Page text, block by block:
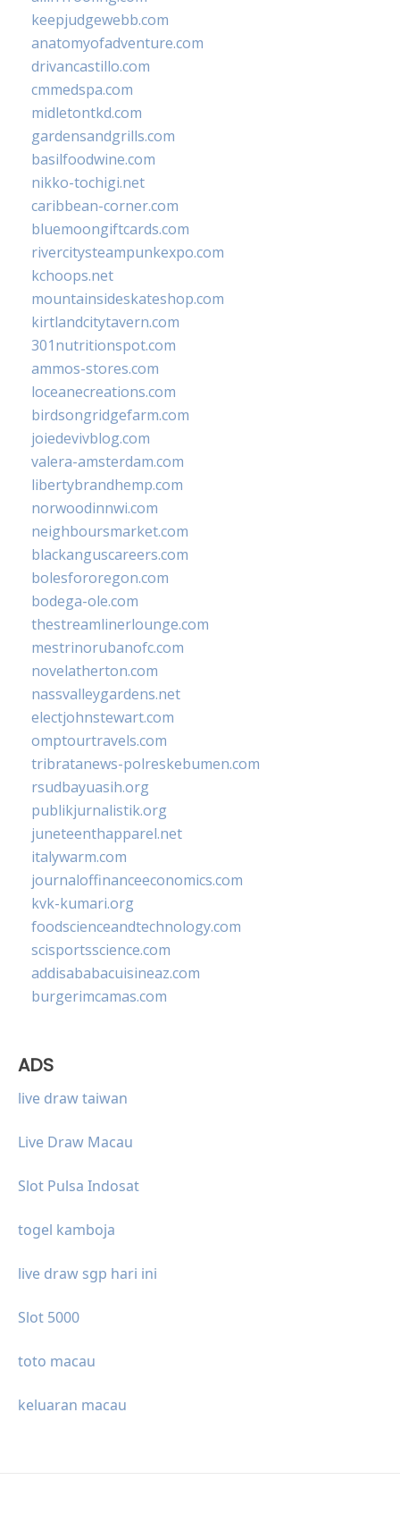
keepjudgewebb.com
anatomyofadventure.com
drivancastillo.com
cmmedspa.com
midletontkd.com
gardensandgrills.com
basilfoodwine.com
nikko-tochigi.net
caribbean-corner.com
bluemoongiftcards.com
rivercitysteampunkexpo.com
kchoops.net
mountainsideskateshop.com
kirtlandcitytavern.com
301nutritionspot.com
ammos-stores.com
loceanecreations.com
birdsongridgefarm.com
joiedevivblog.com
valera-amsterdam.com
libertybrandhemp.com
norwoodinnwi.com
neighboursmarket.com
blackanguscareers.com
bolesfororegon.com
bodega-ole.com
thestreamlinerlounge.com
mestrinorubanofc.com
novelatherton.com
nassvalleygardens.net
electjohnstewart.com
omptourtravels.com
tribratanews-polreskebumen.com
rsudbayuasih.org
publikjurnalistik.org
juneteenthapparel.net
italywarm.com
journaloffinanceeconomics.com
kvk-kumari.org
foodscienceandtechnology.com
scisportsscience.com
addisababacuisineaz.com
burgerimcamas.com
ADS
live draw taiwan
Live Draw Macau
Slot Pulsa Indosat
togel kamboja
live draw sgp hari ini
Slot 5000
toto macau
keluaran macau